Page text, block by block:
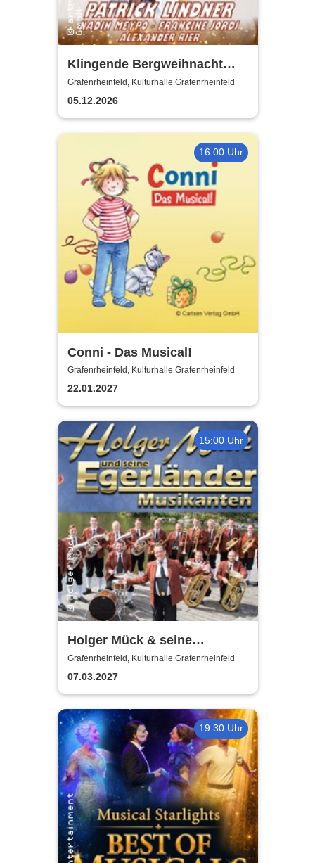
Klingende Bergweihnacht
2026 - Die volkstümliche
Weihnachtsrevue
Grafenrheinfeld, Kulturhalle Grafenrheinfeld
05.12.2026
16:00 Uhr
Conni - Das Musical!
Grafenrheinfeld, Kulturhalle Grafenrheinfeld
22.01.2027
15:00 Uhr
Holger Mück & seine
Egerländer Musikanten
Grafenrheinfeld, Kulturhalle Grafenrheinfeld
07.03.2027
19:30 Uhr